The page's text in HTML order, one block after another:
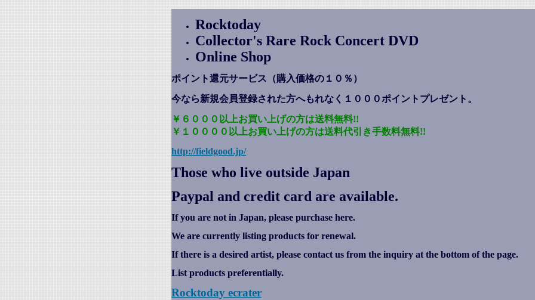
Rocktoday
Collector's Rare Rock Concert DVD
Online Shop
ポイント還元サービス（購入価格の１０％）
今なら新規会員登録された方へもれなく１０００ポイントプレゼント 。
￥６０００以上お買い上げの方は送料無料!!
￥１００００以上お買い上げの方は送料代引き手数料無料!!
http://fieldgood.jp/
Those who live outside Japan
Paypal and credit card are available.
If you are not in Japan, please purchase here.
We are currently listing products for renewal.
If there is a desired artist, please contact us from the inquiry at the bottom of the page.
List products preferentially.
Rocktoday ecrater